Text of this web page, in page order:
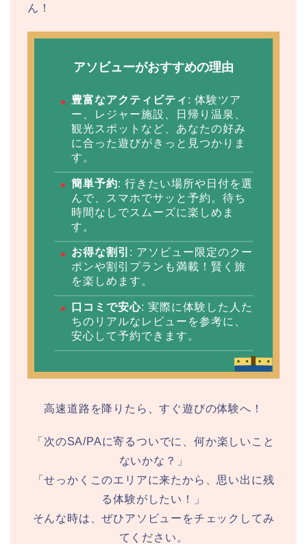
ん！
アソビューがおすすめの理由
豊富なアクティビティ : 体験ツア
ー、レジャー施設、日帰り温泉、
観光スポットなど、あなたの好み
に合った遊びがきっと見つかりま
す。
簡単予約: 行きたい場所や日付を選
んで、スマホでサッと予約。待ち
時間なしでスムーズに楽しめま
す。
お得な割引 : アソビュー限定のクー
ポンや割引プランも満載！賢く旅
を楽しめます。
口コミで安心: 実際に体験した人た
ちのリアルなレビューを参考に、
安心して予約できます。
高速道路を降りたら、すぐ遊びの体験へ！
「次のSA/PAに寄るついでに、何か楽しいこと
ないかな？」
「せっかくこのエリアに来たから、思い出に残
る体験がしたい！」
そんな時は、ぜひアソビューをチェックしてみ
てください。